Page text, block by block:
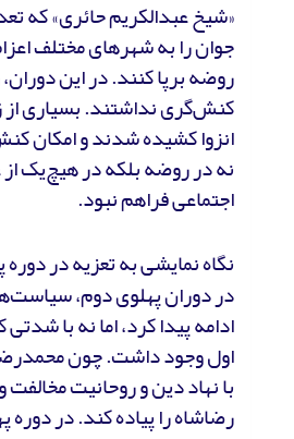
«شیخ عبدالکریم حائری» که
جوان را به شهرهای مختلف
روضه برپا کنند. در این
کنش‌گری نداشتند. بسیاری از
انزوا کشیده شدند و امکان
نه در روضه بلکه در هیچ‌یک
اجتماعی فراهم نبود.
نگاه نمایشی به تعزیه در
در دوران پهلوی دوم‌،
ادامه پیدا کرد، اما نه با
اول وجود داشت. چون
با نهاد دین و روحانیت
رضاشاه را پیاده کند. در دوره